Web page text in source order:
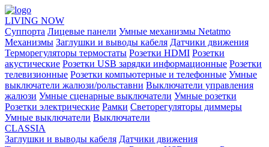
LIVING NOW
Суппорта Лицевые панели Умные механизмы Netatmo
Механизмы Заглушки и выводы кабеля Датчики движения
Терморегуляторы термостаты Розетки HDMI Розетки
акустические Розетки USB зарядки информационные Розетки
телевизионные Розетки компьютерные и телефонные Умные
выключатели жалюзи/рольставни Выключатели управления
жалюзи Умные сценарные выключатели Умные розетки
Розетки электрические Рамки Светорегуляторы диммеры
Умные выключатели Выключатели
CLASSIA
Заглушки и выводы кабеля Датчики движения